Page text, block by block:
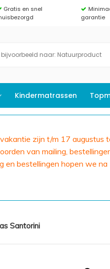
Gratis en snel
garantie
Kindermatrassen
vakantie zijn t/m 17 augustus
van mailing,
en bestellingen hopen we
Santorini